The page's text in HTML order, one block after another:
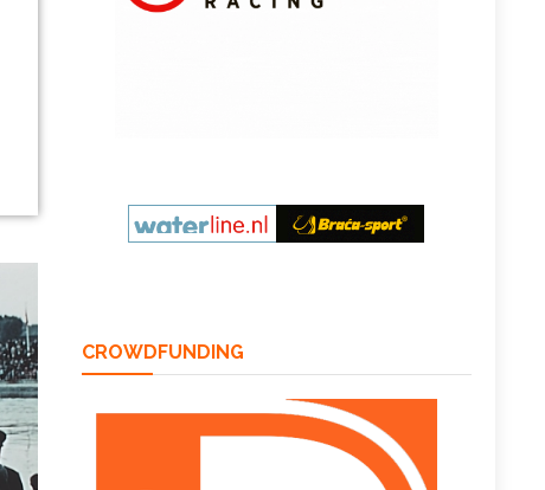
CROWDFUNDING